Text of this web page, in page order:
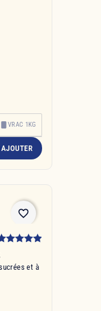
VRAC 1KG
AJOUTER
favorite_border
et à